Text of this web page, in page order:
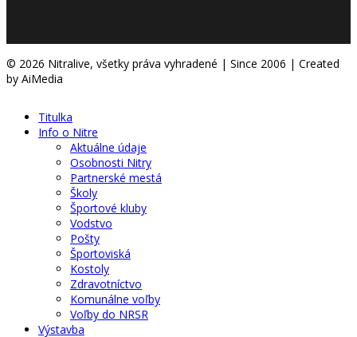
© 2026 Nitralive, všetky práva vyhradené | Since 2006 | Created
by AiMedia
Titulka
Info o Nitre
Aktuálne údaje
Osobnosti Nitry
Partnerské mestá
Školy
Športové kluby
Vodstvo
Pošty
Športoviská
Kostoly
Zdravotníctvo
Komunálne voľby
Voľby do NRSR
Výstavba